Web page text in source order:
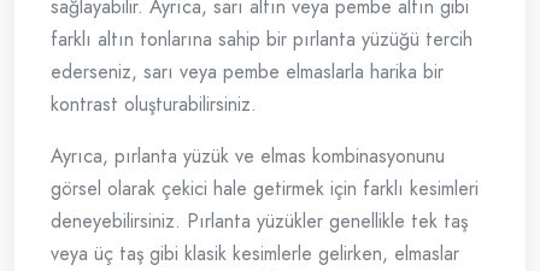
sağlayabilir. Ayrıca, sarı altın veya pembe altın gibi
farklı altın tonlarına sahip bir pırlanta yüzüğü tercih
ederseniz, sarı veya pembe elmaslarla harika bir
kontrast oluşturabilirsiniz.
Ayrıca, pırlanta yüzük ve elmas kombinasyonunu
görsel olarak çekici hale getirmek için farklı kesimleri
deneyebilirsiniz. Pırlanta yüzükler genellikle tek taş
veya üç taş gibi klasik kesimlerle gelirken, elmaslar